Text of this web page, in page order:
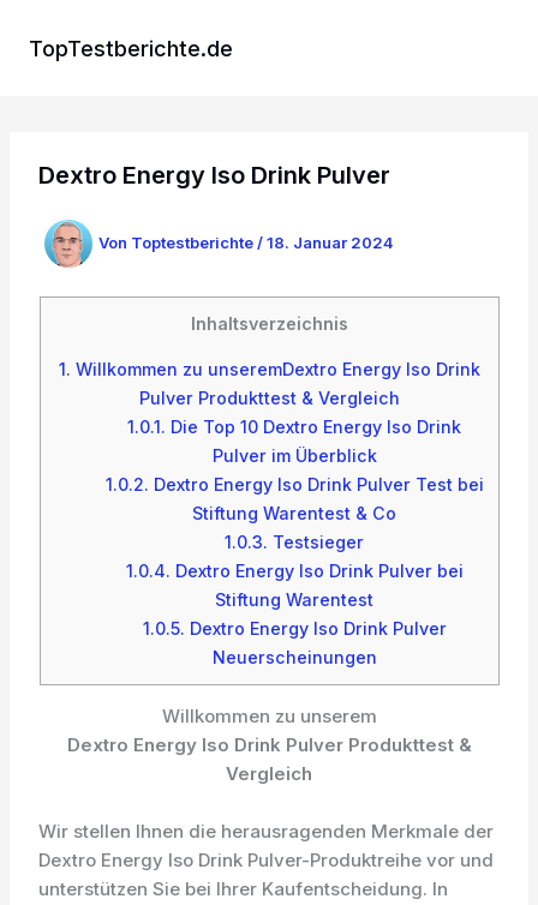
InhaltTopTestberichte.de
Dextro Energy Iso Drink Pulver
Von Toptestberichte /18. Januar 2024
Inhaltsverzeichnis
1. Willkommen zu unseremDextro Energy Iso Drink
Pulver Produkttest & Vergleich
1.0.1. Die Top 10 Dextro Energy Iso Drink
Pulver im Überblick
1.0.2. Dextro Energy Iso Drink Pulver Test bei
Stiftung Warentest & Co
1.0.3. Testsieger
1.0.4. Dextro Energy Iso Drink Pulver bei
Stiftung Warentest
1.0.5. Dextro Energy Iso Drink Pulver
Neuerscheinungen
Willkommen zu unserem
Dextro Energy Iso Drink Pulver Produkttest &
Vergleich
Wir stellen Ihnen die herausragenden Merkmale der
Dextro Energy Iso Drink Pulver-Produktreihe vor und
unterstützen Sie bei Ihrer Kaufentscheidung. In